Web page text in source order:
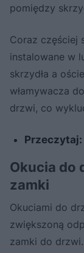
pomiędzy
Coraz częściej
instalowane w
skrzydła a
włamywacza
drzwi, co
Przeczytaj:
Okucia do
zamki
Okuciami do
zwiększoną
zamki do drzwi.